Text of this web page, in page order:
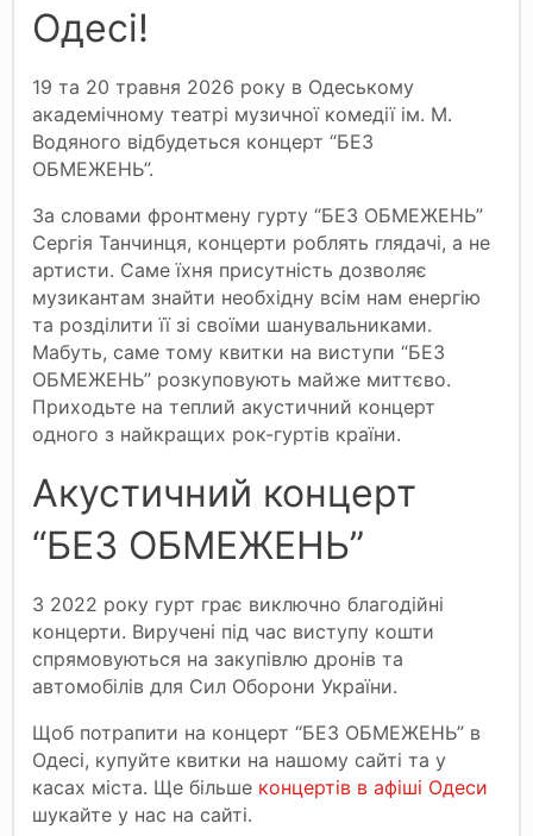
Одесі!
19 та 20 травня 2026 року в Одеському
академічному театрі музичної комедії ім. М.
Водяного відбудеться концерт “БЕЗ
ОБМЕЖЕНЬ”.
За словами фронтмену гурту “БЕЗ ОБМЕЖЕНЬ”
Сергія Танчинця, концерти роблять глядачі, а не
артисти. Саме їхня присутність дозволяє
музикантам знайти необхідну всім нам енергію
та розділити її зі своїми шанувальниками.
Мабуть, саме тому квитки на виступи “БЕЗ
ОБМЕЖЕНЬ” розкуповують майже миттєво.
Приходьте на теплий акустичний концерт
одного з найкращих рок-гуртів країни.
Акустичний концерт
“БЕЗ ОБМЕЖЕНЬ”
З 2022 року гурт грає виключно благодійні
концерти. Виручені під час виступу кошти
спрямовуються на закупівлю дронів та
автомобілів для Сил Оборони України.
Щоб потрапити на концерт “БЕЗ ОБМЕЖЕНЬ” в
Одесі, купуйте квитки на нашому сайті та у
касах міста. Ще більше концертів в афіші Одеси
шукайте у нас на сайті.